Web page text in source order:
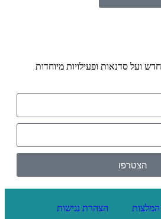
ועל סדנאות ופעילויות מיוחדות
הצטרפו
המלצות הצהרת נגישות